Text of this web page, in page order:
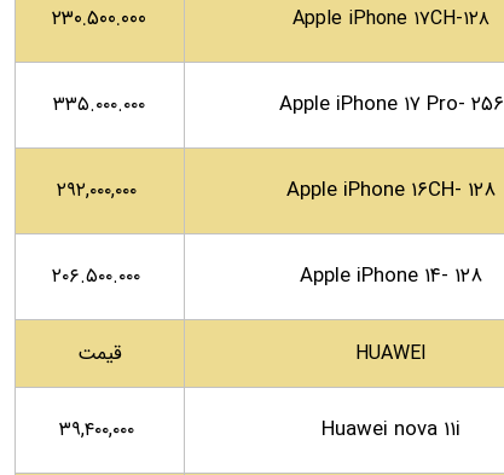
۲۳۰.۵۰۰.۰۰۰ Apple iPhone ۱۷CH-۱۲۸
۳۳۵.۰۰۰.۰۰۰ Apple iPhone ۱۷ Pro- ۲۵۶
۲۹۲,۰۰۰,۰۰۰ Apple iPhone ۱۶CH- ۱۲۸
۲۰۶.۵۰۰.۰۰۰ Apple iPhone ۱۴- ۱۲۸
قیمت HUAWEI
۳۹,۴۰۰,۰۰۰ Huawei nova ۱۱i